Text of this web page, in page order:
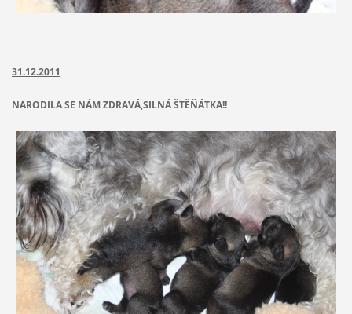
31.12.2011
NARODILA SE NÁM ZDRAVÁ,SILNÁ ŠTĚŇÁTKA!!